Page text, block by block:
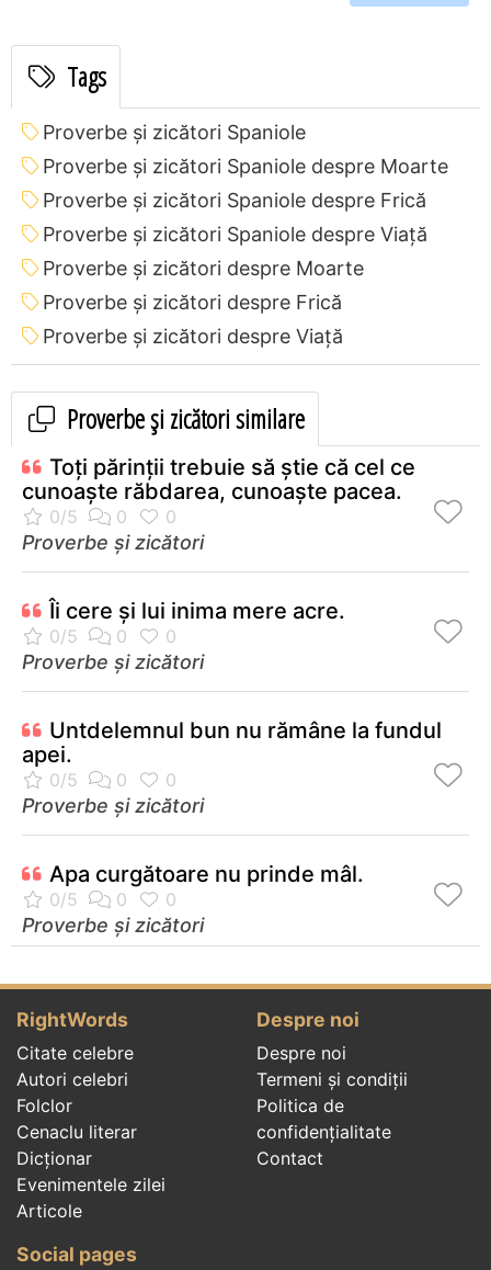
Tags
Proverbe și zicători Spaniole
Proverbe și zicători Spaniole despre Moarte
Proverbe și zicători Spaniole despre Frică
Proverbe și zicători Spaniole despre Viață
Proverbe și zicători despre Moarte
Proverbe și zicători despre Frică
Proverbe și zicători despre Viață
Proverbe și zicători similare
Toţi părinţii trebuie să ştie că cel ce
cunoaşte răbdarea, cunoaşte pacea.
Proverbe și zicători
Îi cere şi lui inima mere acre.
Proverbe și zicători
Untdelemnul bun nu rămâne la fundul
apei.
Proverbe și zicători
Apa curgătoare nu prinde mâl.
Proverbe și zicători
RightWords
Citate celebre
Autori celebri
Folclor
Cenaclu literar
Dicționar
Evenimentele zilei
Articole
Despre noi
Despre noi
Termeni și condiții
Politica de
confidenţialitate
Contact
Social pages